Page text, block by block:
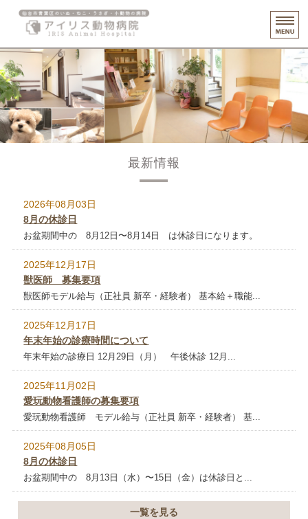
仙台市
ホーム
診療・健診案内
スタッフ紹介
最新情報
2026年08月03日
8月の休診日
お盆期間中の 8月12日〜8月14日 は休診日になります。
2025年12月17日
獣医師 募集要項
獣医師モデル給与（正社員 新卒・経験者） 基本給＋職能...
2025年12月17日
年末年始の診療時間について
年末年始の診療日 12月29日（月） 午後休診 12月...
2025年11月02日
愛玩動物看護師の募集要項
愛玩動物看護師 モデル給与（正社員 新卒・経験者） 基...
2025年08月05日
8月の休診日
お盆期間中の 8月13日（水）〜15日（金）は休診日と...
一覧を見る